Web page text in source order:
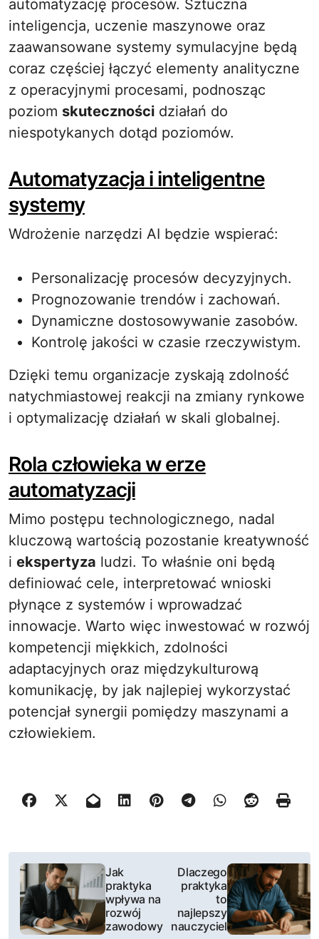
automatyzację procesów. Sztuczna
inteligencja, uczenie maszynowe oraz
zaawansowane systemy symulacyjne będą
coraz częściej łączyć elementy analityczne
z operacyjnymi procesami, podnosząc
poziom skuteczności działań do
niespotykanych dotąd poziomów.
Automatyzacja i inteligentne
systemy
Wdrożenie narzędzi AI będzie wspierać:
Personalizację procesów decyzyjnych.
Prognozowanie trendów i zachowań.
Dynamiczne dostosowywanie zasobów.
Kontrolę jakości w czasie rzeczywistym.
Dzięki temu organizacje zyskają zdolność
natychmiastowej reakcji na zmiany rynkowe
i optymalizację działań w skali globalnej.
Rola człowieka w erze
automatyzacji
Mimo postępu technologicznego, nadal
kluczową wartością pozostanie kreatywność
i ekspertyza ludzi. To właśnie oni będą
definiować cele, interpretować wnioski
płynące z systemów i wprowadzać
innowacje. Warto więc inwestować w rozwój
kompetencji miękkich, zdolności
adaptacyjnych oraz międzykulturową
komunikację, by jak najlepiej wykorzystać
potencjał synergii pomiędzy maszynami a
człowiekiem.
N
w
Jak
praktyka
wpływa na
rozwój
zawodowy
Dlaczego
praktyka
to
najlepszy
nauczyciel